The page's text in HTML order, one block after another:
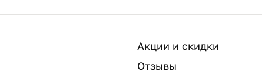
Акции и скидки
Отзывы